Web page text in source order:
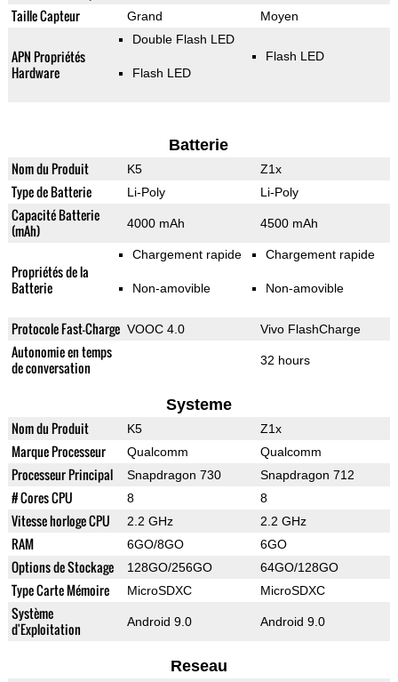
Taille Capteur Grand Moyen
APN Propriétés
Hardware
Double Flash LED
Flash LED
Flash LED
Batterie
Nom du Produit K5 Z1x
Type de Batterie Li-Poly Li-Poly
Capacité Batterie
(mAh)
4000 mAh 4500 mAh
Propriétés de la
Batterie
Chargement rapide
Non-amovible
Chargement rapide
Non-amovible
Protocole Fast-Charge VOOC 4.0 Vivo FlashCharge
Autonomie en temps
de conversation
32 hours
Systeme
Nom du Produit K5 Z1x
Marque Processeur Qualcomm Qualcomm
Processeur Principal Snapdragon 730 Snapdragon 712
# Cores CPU 8 8
Vitesse horloge CPU 2.2 GHz 2.2 GHz
RAM 6GO/8GO 6GO
Options de Stockage 128GO/256GO 64GO/128GO
Type Carte Mémoire MicroSDXC MicroSDXC
Système
d'Exploitation
Android 9.0 Android 9.0
Reseau